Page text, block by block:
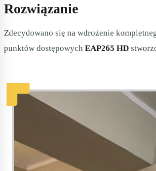
Rozwiązanie
Zdecydowano się na wdrożenie
punktów dostępowych EAP265 HD